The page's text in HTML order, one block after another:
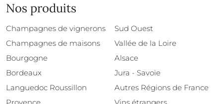
Nos produits
Champagnes de vignerons
Champagnes de maisons
Bourgogne
Bordeaux
Languedoc Roussillon
Sud Ouest
Vallée de la Loire
Alsace
Jura - Savoie
Autres Régions de France